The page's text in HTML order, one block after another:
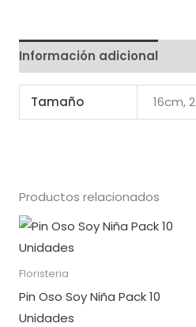
Información adicional
Tamaño 16cm,
Productos relacionados
Floristeria
Pin Oso Soy Niña Pack 10
Unidades